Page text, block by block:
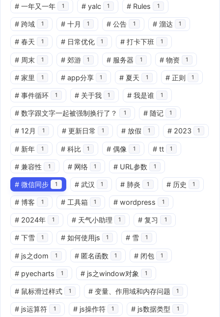
# 一年又一年 1 # yalc 1 # Rules 1
# 跨域 1 # 十月 1 # 公告 1 # 溜达 1
# 春天 1 # 日常优化 1 # 打卡下班 1
# 周末 1 # 郊游 1 # 服务器 1 # 物资 1
# 家里 1 # app分享 1 # 夏天 1 # 正则 1
# 事件循环 1 # 关于我 1 # 我是谁 1
# 数字跟文字一起被强制换行了？ 1 # 随记 1
# 12月 1 # 更新日常 1 # 放假 1 # 2023 1
# 新年 1 # 科比 1 # 偶像 1 # tt 1
# 兼容性 1 # 网络 1 # URL参数 1
# 微信同步 1 # 武汉 1 # 肺炎 1 # 历史 1
# 博客 1 # 工具箱 1 # wordpress 1
# 2024年 1 # 天气小助理 1 # 复习 1
# 下雪 1 # 如何使用js 1 # 雪 1
# js之dom 1 # 匿名函数 1 # 闭包 1
# pyecharts 1 # js之window对象 1
# 鼠标滑过样式 1 # 变量、作用域和内存问题 1
# js运算符 1 # js操作符 1 # js数据类型 1